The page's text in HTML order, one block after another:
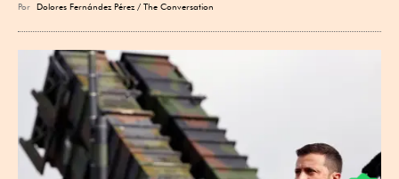
Por Dolores Fernández Pérez / The Conversation